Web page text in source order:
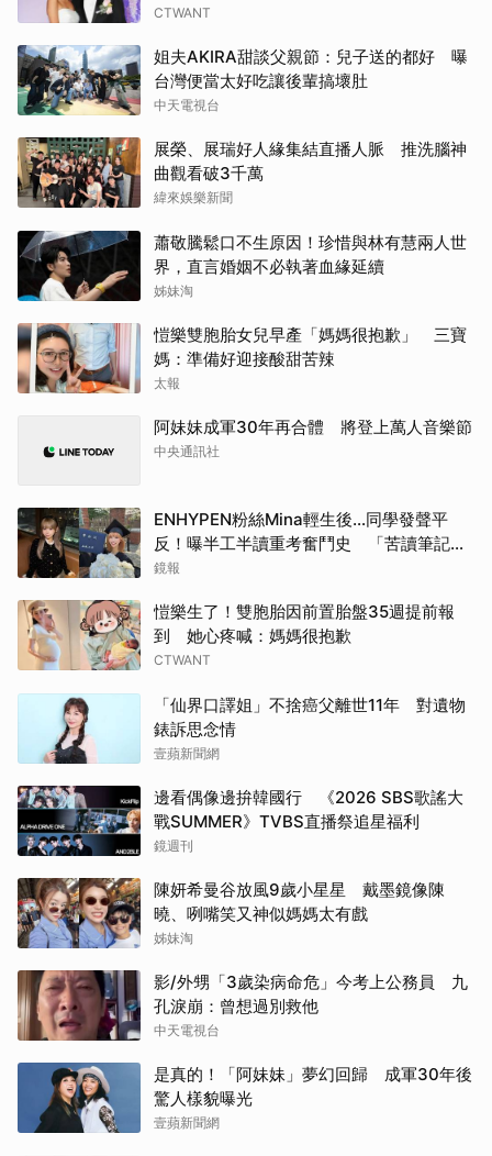
CTWANT
姐夫AKIRA甜談父親節：兒子送的都好 曝
台灣便當太好吃讓後輩搞壞肚
中天電視台
展榮、展瑞好人緣集結直播人脈 推洗腦神
曲觀看破3千萬
緯來娛樂新聞
蕭敬騰鬆口不生原因！珍惜與林有慧兩人世
界，直言婚姻不必執著血緣延續
姊妹淘
愷樂雙胞胎女兒早產「媽媽很抱歉」 三寶
媽：準備好迎接酸甜苦辣
太報
阿妹妹成軍30年再合體 將登上萬人音樂節
中央通訊社
ENHYPEN粉絲Mina輕生後…同學發聲平
反！曝半工半讀重考奮鬥史 「苦讀筆記」
曝光惹鼻酸
鏡報
愷樂生了！雙胞胎因前置胎盤35週提前報
到 她心疼喊：媽媽很抱歉
CTWANT
「仙界口譯姐」不捨癌父離世11年 對遺物
錶訴思念情
壹蘋新聞網
邊看偶像邊拚韓國行 《2026 SBS歌謠大
戰SUMMER》TVBS直播祭追星福利
鏡週刊
陳妍希曼谷放風9歲小星星 戴墨鏡像陳
曉、咧嘴笑又神似媽媽太有戲
姊妹淘
影/外甥「3歲染病命危」今考上公務員 九
孔淚崩：曾想過別救他
中天電視台
是真的！「阿妹妹」夢幻回歸 成軍30年後
驚人樣貌曝光
壹蘋新聞網